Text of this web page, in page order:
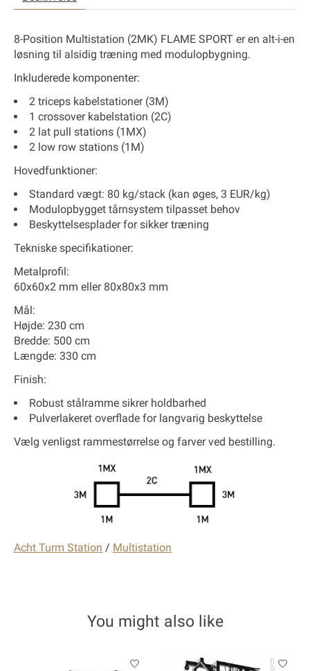
8-Position Multistation (2MK) FLAME SPORT er en alt-i-en
løsning til alsidig træning med modulopbygning.
Inkluderede komponenter:
2 triceps kabelstationer (3M)
1 crossover kabelstation (2C)
2 lat pull stations (1MX)
2 low row stations (1M)
Hovedfunktioner:
Standard vægt: 80 kg/stack (kan øges, 3 EUR/kg)
Modulopbygget tårnsystem tilpasset behov
Beskyttelsesplader for sikker træning
Tekniske specifikationer:
Metalprofil:
60x60x2 mm eller 80x80x3 mm
Mål:
Højde: 230 cm
Bredde: 500 cm
Længde: 330 cm
Finish:
Robust stålramme sikrer holdbarhed
Pulverlakeret overflade for langvarig beskyttelse
Vælg venligst rammestørrelse og farver ved bestilling.
Acht Turm Station / Multistation
You might also like